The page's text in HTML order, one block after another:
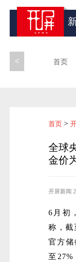
首页
<
首页 >
全球
金价
开屏新闻
6月初
称，截
官方储
至